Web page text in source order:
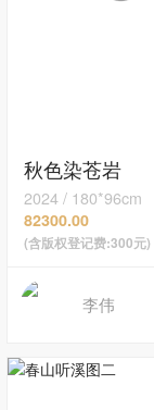
秋色染苍岩
2024/ 180*96cm
82300.00
(含版权登记费:300元)
李伟